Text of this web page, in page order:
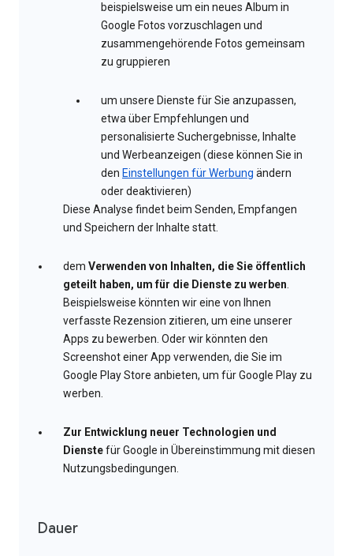
beispielsweise um ein neues Album in
Google Fotos vorzuschlagen und
zusammengehörende Fotos gemeinsam
zu gruppieren
um unsere Dienste für Sie anzupassen,
etwa über Empfehlungen und
personalisierte Suchergebnisse, Inhalte
und Werbeanzeigen (diese können Sie in
den Einstellungen für Werbung ändern
oder deaktivieren)
Diese Analyse findet beim Senden, Empfangen
und Speichern der Inhalte statt.
dem Verwenden von Inhalten, die Sie öffentlich
geteilt haben, um für die Dienste zu werben.
Beispielsweise könnten wir eine von Ihnen
verfasste Rezension zitieren, um eine unserer
Apps zu bewerben. Oder wir könnten den
Screenshot einer App verwenden, die Sie im
Google Play Store anbieten, um für Google Play zu
werben.
Zur Entwicklung neuer Technologien und
Dienstefür Google in Übereinstimmung mit diesen
Nutzungsbedingungen.
Dauer